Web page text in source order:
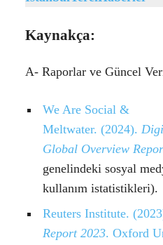
Kaynakça:
A- Raporlar ve Güncel
We Are Social &
Meltwater. (2024).
Global Overview
genelindeki sosyal
kullanım istatistikleri).
Reuters Institute.
Report 2023. Oxford